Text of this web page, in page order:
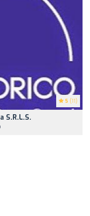
5 (11)
S.r.l.s.